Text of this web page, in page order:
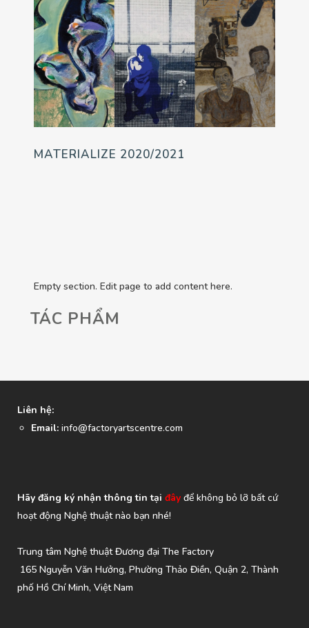
MATERIALIZE 2020/2021
Empty section. Edit page to add content here.
TÁC PHẨM
Liên hệ:
Email: info@factoryartscentre.com
Hãy đăng ký nhận thông tin tại đây để không bỏ lỡ bất cứ
hoạt động Nghệ thuật nào bạn nhé!
Trung tâm Nghệ thuật Đương đại The Factory
165 Nguyễn Văn Hưởng, Phường Thảo Điền, Quận 2, Thành
phố Hồ Chí Minh, Việt Nam